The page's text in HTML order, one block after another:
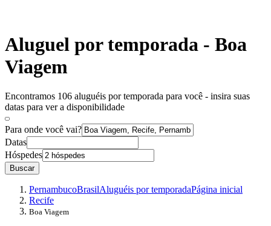
Aluguel por temporada - Boa
Viagem
Encontramos 106 aluguéis por temporada para você - insira suas
datas para ver a disponibilidade
Para onde você vai?
Datas
Hóspedes
Buscar
PernambucoBrasilAluguéis por temporadaPágina inicial
Recife
Boa Viagem